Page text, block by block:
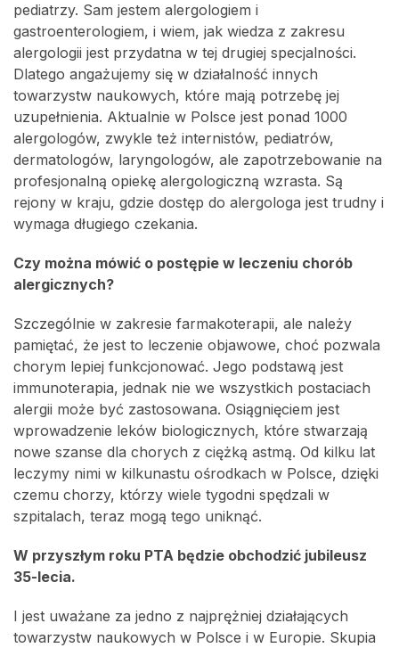
pediatrzy. Sam jestem alergologiem i
gastroenterologiem, i wiem, jak wiedza z zakresu
alergologii jest przydatna w tej drugiej specjalności.
Dlatego angażujemy się w działalność innych
towarzystw naukowych, które mają potrzebę jej
uzupełnienia. Aktualnie w Polsce jest ponad 1000
alergologów, zwykle też internistów, pediatrów,
dermatologów, laryngologów, ale zapotrzebowanie na
profesjonalną opiekę alergologiczną wzrasta. Są
rejony w kraju, gdzie dostęp do alergologa jest trudny i
wymaga długiego czekania.
Czy można mówić o postępie w leczeniu chorób
alergicznych?
Szczególnie w zakresie farmakoterapii, ale należy
pamiętać, że jest to leczenie objawowe, choć pozwala
chorym lepiej funkcjonować. Jego podstawą jest
immunoterapia, jednak nie we wszystkich postaciach
alergii może być zastosowana. Osiągnięciem jest
wprowadzenie leków biologicznych, które stwarzają
nowe szanse dla chorych z ciężką astmą. Od kilku lat
leczymy nimi w kilkunastu ośrodkach w Polsce, dzięki
czemu chorzy, którzy wiele tygodni spędzali w
szpitalach, teraz mogą tego uniknąć.
W przyszłym roku PTA będzie obchodzić jubileusz
35-lecia.
I jest uważane za jedno z najprężniej działających
towarzystw naukowych w Polsce i w Europie. Skupia